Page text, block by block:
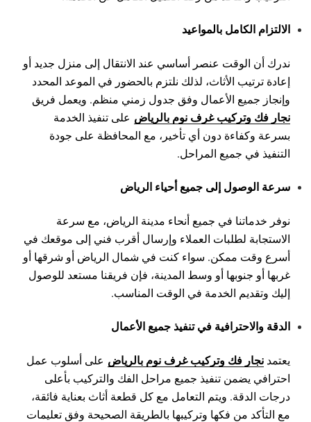
الالتزام الكامل بالمواعيد
ندرك أن الوقت عنصر أساسي عند الانتقال إلى منزل جديد أو
إعادة ترتيب الأثاث، لذلك نلتزم بالحضور في الموعد المحدد
وإنجاز جميع الأعمال وفق جدول زمني منظم. ويعمل فريق
نجار فك وتركيب غرف نوم بالرياض على تنفيذ الخدمة
بسرعة وكفاءة دون أي تأخير، مع المحافظة على جودة
التنفيذ في جميع المراحل.
سرعة الوصول إلى جميع أحياء الرياض
نوفر خدماتنا في جميع أنحاء مدينة الرياض، مع سرعة
الاستجابة لطلبات العملاء وإرسال أقرب فني إلى موقعك في
أسرع وقت ممكن. سواء كنت في شمال الرياض أو شرقها أو
غربها أو جنوبها أو وسط المدينة، فإن فريقنا مستعد للوصول
إليك وتقديم الخدمة في الوقت المناسب.
الدقة والاحترافية في تنفيذ جميع الأعمال
يعتمد نجار فك وتركيب غرف نوم بالرياض على أسلوب عمل
احترافي يضمن تنفيذ جميع مراحل الفك والتركيب بأعلى
درجات الدقة. ويتم التعامل مع كل قطعة أثاث بعناية فائقة،
مع التأكد من فكها وتركيبها بالطريقة الصحيحة وفق تعليمات